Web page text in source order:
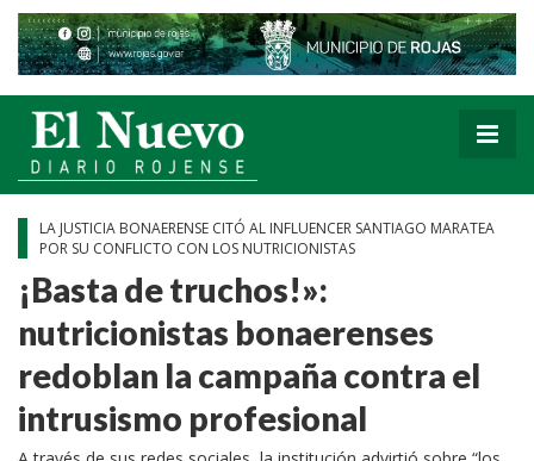
LA JUSTICIA BONAERENSE CITÓ AL INFLUENCER SANTIAGO MARATEA
POR SU CONFLICTO CON LOS NUTRICIONISTAS
¡Basta de truchos!»:
nutricionistas bonaerenses
redoblan la campaña contra el
intrusismo profesional